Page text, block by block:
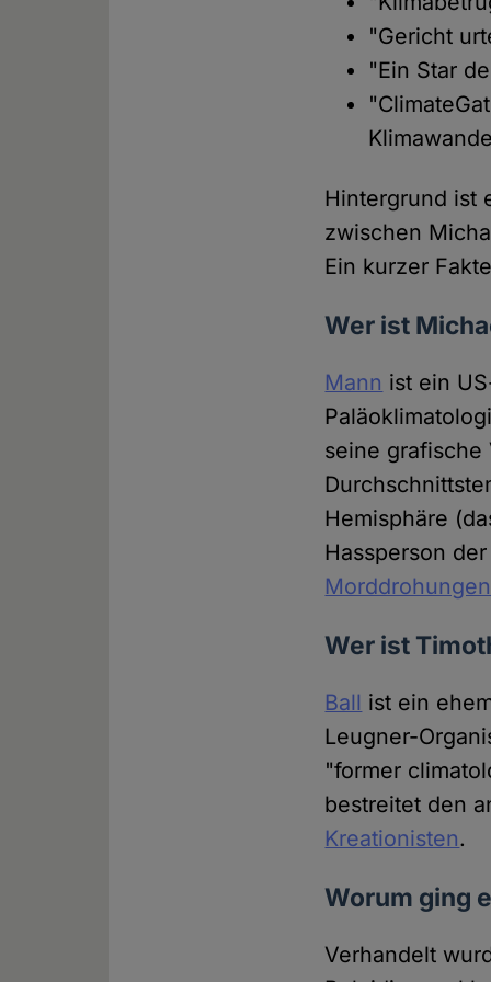
"Gericht
"Ein Star
Hintergrund ist
zwischen
Ein kurzer
Wer ist
Mann ist ein
seine grafische
Hemisphäre
Hassperson
Morddrohungen
Wer ist
Ball ist ein
Leugner-
"former
bestreitet den
Kreationisten.
Worum ging
Verhandelt